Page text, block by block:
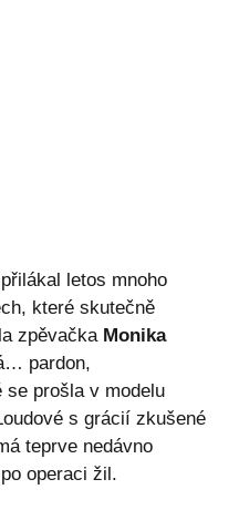
letos mnoho
které skutečně
zpěvačka Monika
pardon,
prošla v modelu
s grácií zkušené
teprve nedávno
operaci žil.